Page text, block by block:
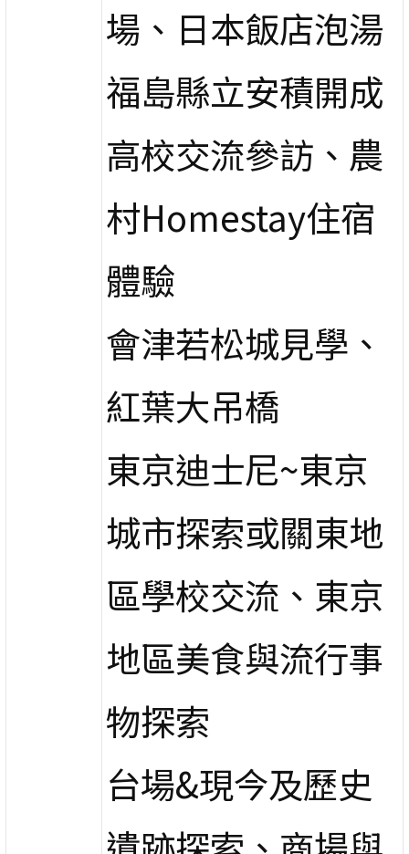
場、日本飯店泡湯
福島縣立安積開成
高校交流參訪、農
村Homestay住宿
體驗
會津若松城見學、
紅葉大吊橋
東京迪士尼~東京
城市探索或關東地
區學校交流、東京
地區美食與流行事
物探索
台場&現今及歷史